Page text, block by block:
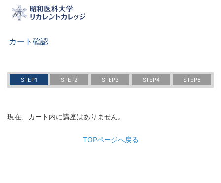
カート確認
STEP1 STEP2 STEP3 STEP4 STEP5
現在、カート内に講座はありません。
TOPページへ戻る